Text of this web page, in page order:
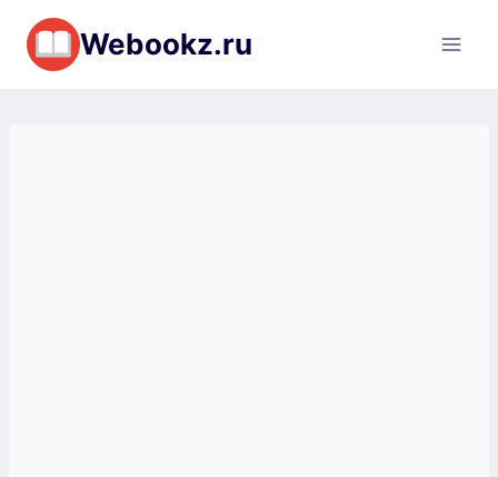
Перейти
содержимому
Webookz.ru